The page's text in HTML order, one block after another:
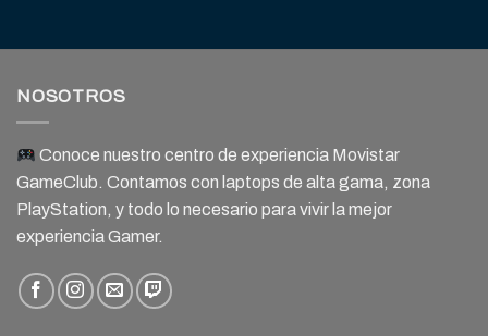
NOSOTROS
Conoce nuestro centro de experiencia Movistar
GameClub. Contamos con laptops de alta gama, zona
PlayStation, y todo lo necesario para vivir la mejor
experiencia Gamer.